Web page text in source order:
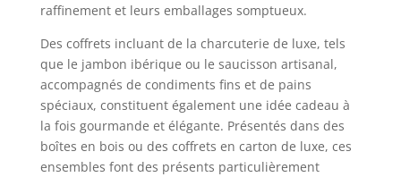
raffinement et leurs emballages somptueux.
Des coffrets incluant de la charcuterie de luxe, tels
que le jambon ibérique ou le saucisson artisanal,
accompagnés de condiments fins et de pains
spéciaux, constituent également une idée cadeau à
la fois gourmande et élégante. Présentés dans des
boîtes en bois ou des coffrets en carton de luxe, ces
ensembles font des présents particulièrement